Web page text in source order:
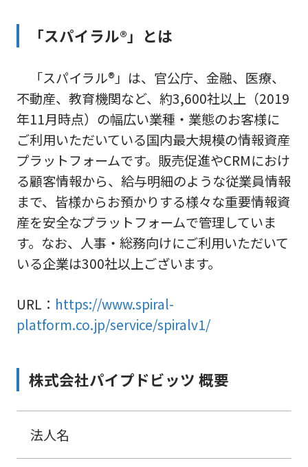
「スパイラル®」とは
「スパイラル®」は、官公庁、金融、医療、
不動産、教育機関など、約3,600社以上（2019
年11月時点）の幅広い業種・業態のお客様に
ご利用いただいている国内最大規模の情報資産
プラットフォームです。販売促進やCRMにおけ
る顧客情報から、給与明細のような従業員情報
まで、皆様からお預かりする様々な重要情報資
産を安全なプラットフォームで管理していま
す。なお、人事・総務向けにご利用いただいて
いる企業は300社以上ございます。
URL： https://www.spiral-
platform.co.jp/service/spiralv1/
株式会社パイプドビッツ 概要
法人名